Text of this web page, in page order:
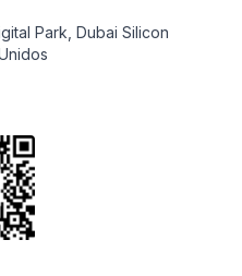
Park, Dubai Silicon